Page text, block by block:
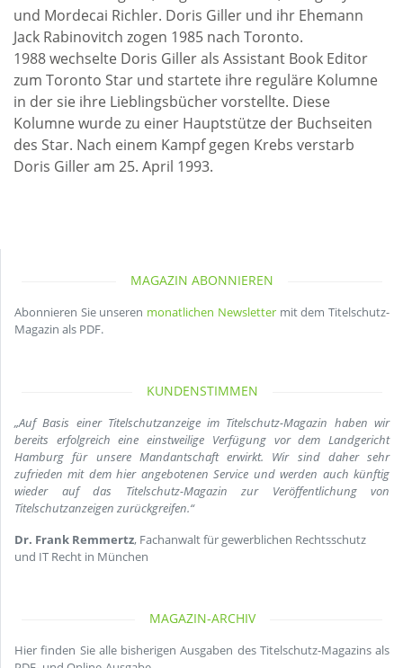
und Mordecai Richler. Doris Giller und ihr Ehemann
Jack Rabinovitch zogen 1985 nach Toronto.
1988 wechselte Doris Giller als Assistant Book Editor
zum Toronto Star und startete ihre reguläre Kolumne
in der sie ihre Lieblingsbücher vorstellte. Diese
Kolumne wurde zu einer Hauptstütze der Buchseiten
des Star. Nach einem Kampf gegen Krebs verstarb
Doris Giller am 25. April 1993.
MAGAZIN ABONNIEREN
Abonnieren Sie unseren monatlichen Newslettermit dem Titelschutz-
Magazin als PDF.
KUNDENSTIMMEN
„Auf Basis einer Titelschutzanzeige im Titelschutz-Magazin haben wir
bereits erfolgreich eine einstweilige Verfügung vor dem Landgericht
Hamburg für unsere Mandantschaft erwirkt. Wir sind daher sehr
zufrieden mit dem hier angebotenen Service und werden auch künftig
wieder auf das Titelschutz-Magazin zur Veröffentlichung von
Titelschutzanzeigen zurückgreifen.“
Dr. Frank Remmertz, Fachanwalt für gewerblichen Rechtsschutz
und IT Recht in München
MAGAZIN-ARCHIV
Hier finden Sie alle bisherigen Ausgaben des Titelschutz-Magazins als